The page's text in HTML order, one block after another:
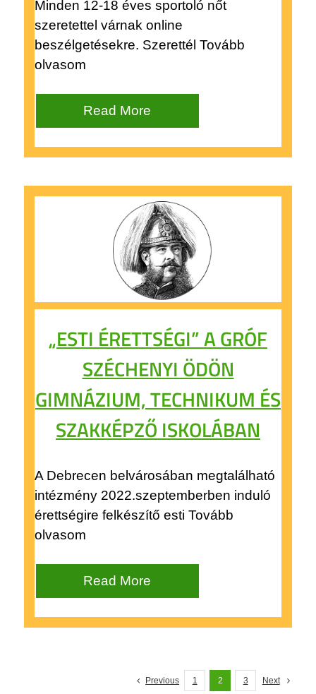
Minden 12-18 éves sportoló nőt
szeretettel várnak online
beszélgetésekre. Szerettél Tovább
olvasom
Read More
„ESTI ÉRETTSÉGI” A GRÓF
SZÉCHENYI ÖDÖN
GIMNÁZIUM, TECHNIKUM ÉS
SZAKKÉPZŐ ISKOLÁBAN
A Debrecen belvárosában megtalálható
intézmény 2022.szeptemberben induló
érettségire felkészítő esti Tovább
olvasom
Read More
Previous 1 2 3 Next